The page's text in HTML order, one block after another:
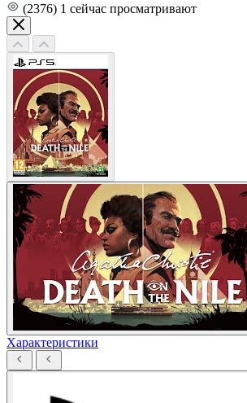
(2376) 1 сейчас просматривают
Характеристики